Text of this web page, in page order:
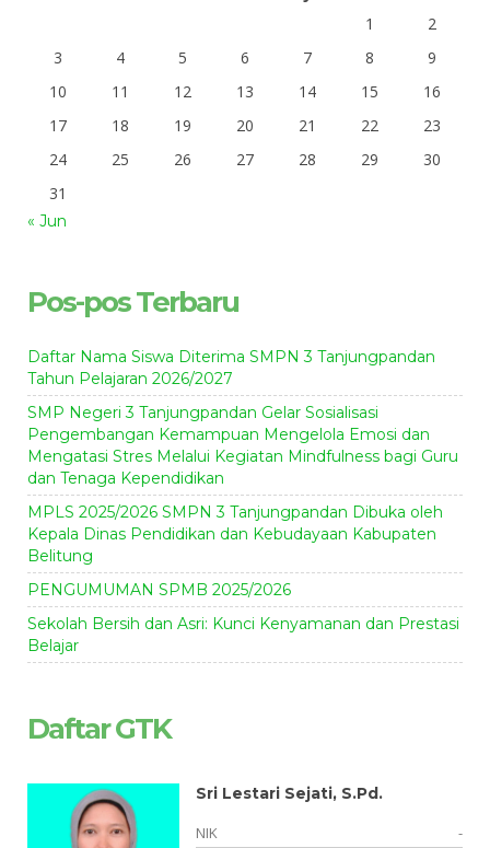
1
2
3
4 5 6 7 8
9
10
11 12 13 14 15
16
17
18 19 20 21 22
23
24
25 26 27 28 29
30
31
« Jun
Pos-pos Terbaru
Daftar Nama Siswa Diterima SMPN 3 Tanjungpandan
Tahun Pelajaran 2026/2027
SMP Negeri 3 Tanjungpandan Gelar Sosialisasi
Pengembangan Kemampuan Mengelola Emosi dan
Mengatasi Stres Melalui Kegiatan Mindfulness bagi Guru
dan Tenaga Kependidikan
MPLS 2025/2026 SMPN 3 Tanjungpandan Dibuka oleh
Kepala Dinas Pendidikan dan Kebudayaan Kabupaten
Belitung
PENGUMUMAN SPMB 2025/2026
Sekolah Bersih dan Asri: Kunci Kenyamanan dan Prestasi
Belajar
Daftar GTK
Sri Lestari Sejati, S.Pd.
NIK
-